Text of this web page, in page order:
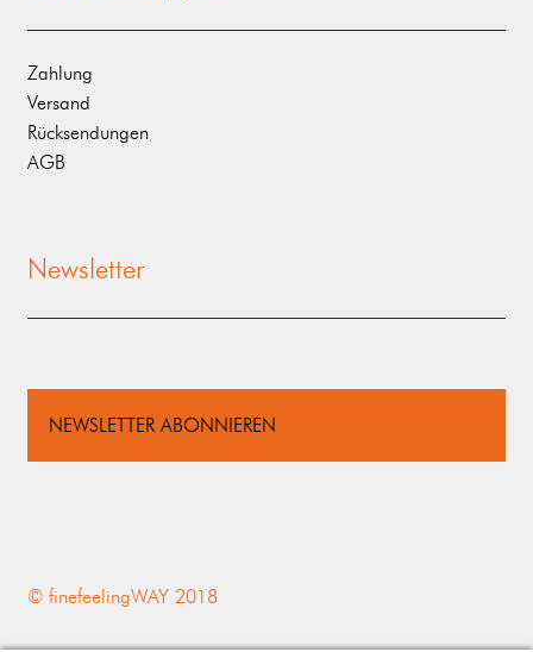
Zahlung
Versand
Rücksendungen
AGB
Newsletter
NEWSLETTER ABONNIEREN
© finefeelingWAY 2018